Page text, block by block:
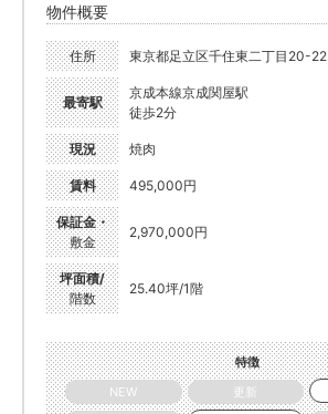
物件概要
住所 東京都足立区千住東二丁目20-22
最寄駅
京成本線京成関屋駅
徒歩2分
現況 焼肉
賃料 495,000円
保証金・
敷金
2,970,000円
坪面積/
階数
25.40坪/1階
特徴
NEW
更新